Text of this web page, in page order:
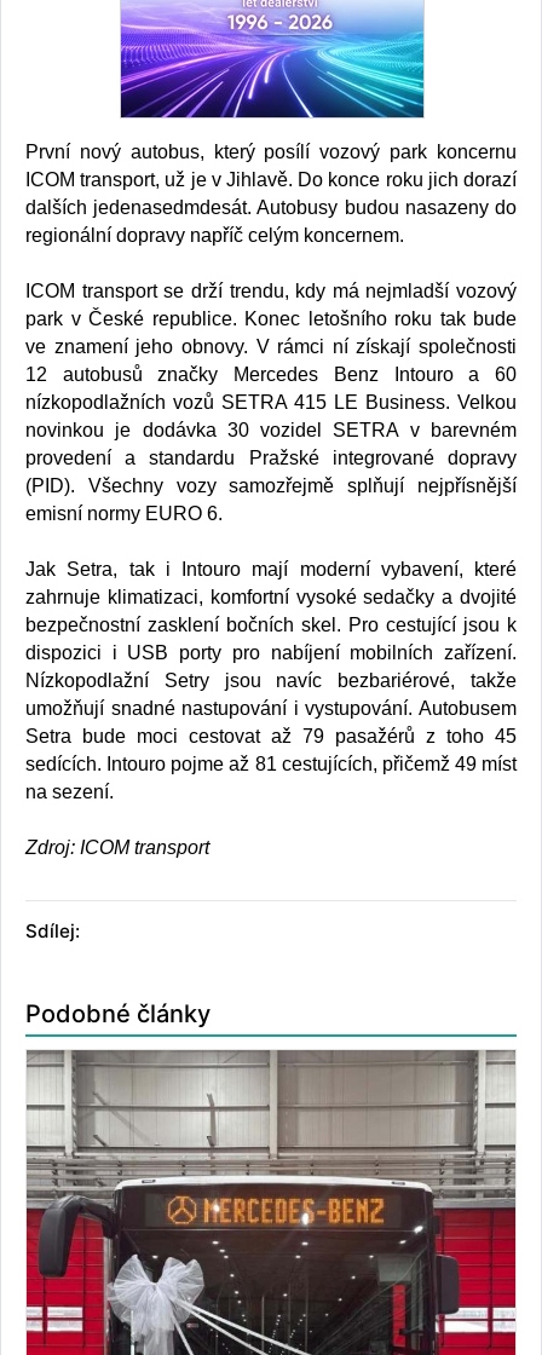
První nový autobus, který posílí vozový park koncernu
ICOM transport, už je v Jihlavě. Do konce roku jich dorazí
dalších jedenasedmdesát. Autobusy budou nasazeny do
regionální dopravy napříč celým koncernem.
ICOM transport se drží trendu, kdy má nejmladší vozový
park v České republice. Konec letošního roku tak bude
ve znamení jeho obnovy. V rámci ní získají společnosti
12 autobusů značky Mercedes Benz Intouro a 60
nízkopodlažních vozů SETRA 415 LE Business. Velkou
novinkou je dodávka 30 vozidel SETRA v barevném
provedení a standardu Pražské integrované dopravy
(PID). Všechny vozy samozřejmě splňují nejpřísnější
emisní normy EURO 6.
Jak Setra, tak i Intouro mají moderní vybavení, které
zahrnuje klimatizaci, komfortní vysoké sedačky a dvojité
bezpečnostní zasklení bočních skel. Pro cestující jsou k
dispozici i USB porty pro nabíjení mobilních zařízení.
Nízkopodlažní Setry jsou navíc bezbariérové, takže
umožňují snadné nastupování i vystupování. Autobusem
Setra bude moci cestovat až 79 pasažérů z toho 45
sedících. Intouro pojme až 81 cestujících, přičemž 49 míst
na sezení.
Zdroj: ICOM transport
Sdílej:
Podobné články